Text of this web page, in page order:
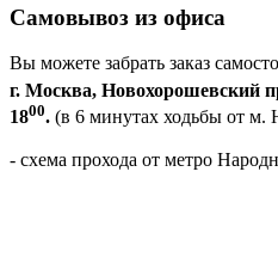
Самовывоз из офиса
Вы можете забрать заказ
г. Москва, Новохорошевский
1800. (в 6 минутах ходьбы от м.
- схема прохода от метро